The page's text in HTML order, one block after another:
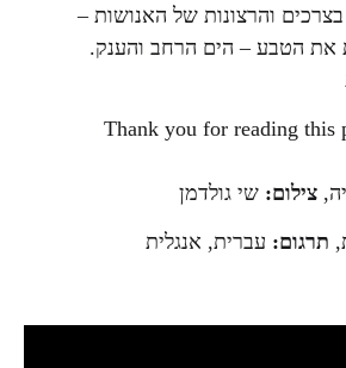
והרצונות של האנושות –
את הטבע – הים הרחב והענק.
Thank you for reading this
צילום: שי גולדמן
תרגום: עברית, אנגלית